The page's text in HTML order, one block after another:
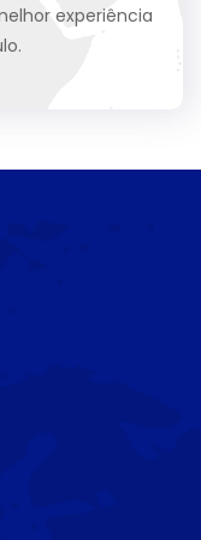
experiência